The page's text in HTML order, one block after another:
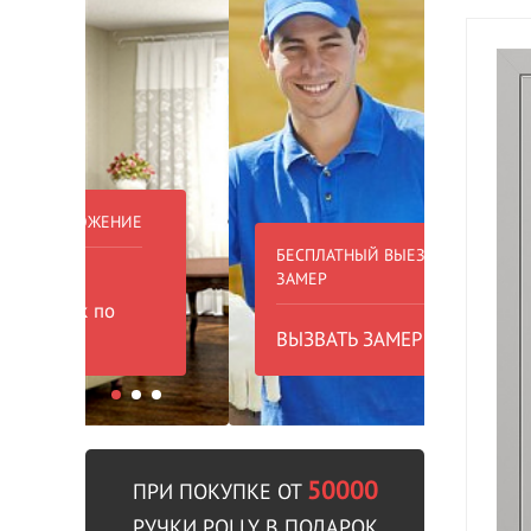
БЕСПЛАТНЫЙ ВЫЕЗД НА
ВЫЗВАТЬ ЗАМЕРЩИКА
ПРИ ПОКУПКЕ ОТ 50000